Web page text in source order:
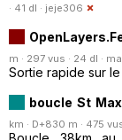
· 41 dl · jeje306
m · 297 vus · 24 dl ·
Sortie rapide sur
boucle St
km · D+830 m · 475